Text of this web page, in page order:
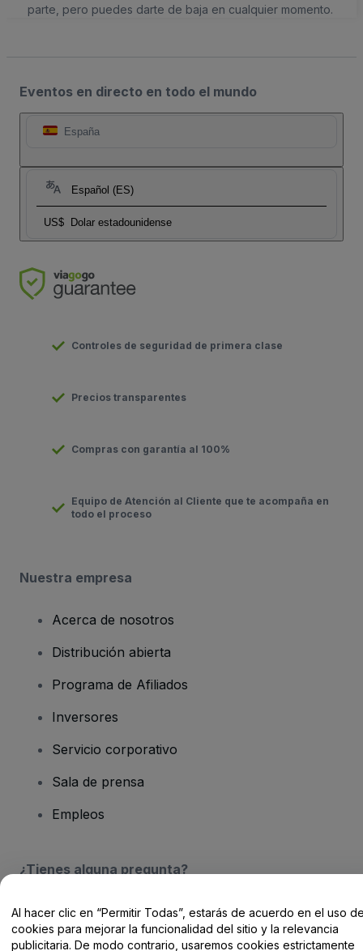
parte, pero puedes darte de baja en cualquier momento.
Eventos en directo en todo el mundo
España
Español (ES)
US$ Dolar estadounidense
Controles de seguridad de primera clase
Precios transparentes
Compras con garantía al 100%
Equipo de Atención al Cliente que te acompaña en
todo el proceso
Nuestra empresa
Acerca de nosotros
Distribución abierta
Programa de Afiliados
Inversores
Servicio corporativo
Sala de prensa
Empleos
¿Tienes alguna pregunta?
Centro de Ayuda / Contacto
Al hacer clic en “Permitir Todas”, estarás de acuerdo en el uso
cookies para mejorar la funcionalidad del sitio y la relevancia
publicitaria. De modo contrario, usaremos cookies estrictamente